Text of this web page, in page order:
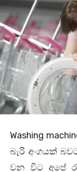
Washing
බැරි අංගයක්
වන විට අපේ